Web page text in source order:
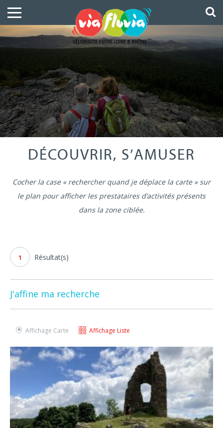
DÉCOUVRIR, S’AMUSER
Cocher la case « rechercher quand je déplace la carte » sur
le plan pour afficher les prestataires d’activités présents
dans la zone ciblée.
1 Résultat(s)
J'affine ma recherche
Affichage Carte Affichage Liste